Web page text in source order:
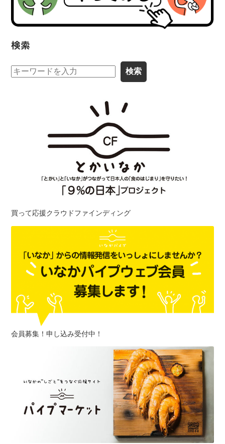
検索
買って応援クラウドファインディング
会員募集！申し込み受付中！